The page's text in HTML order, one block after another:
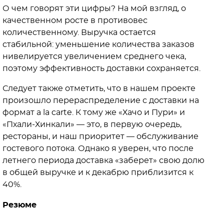
О чем говорят эти цифры? На мой взгляд, о
качественном росте в противовес
количественному. Выручка остается
стабильной: уменьшение количества заказов
нивелируется увеличением среднего чека,
поэтому эффективность доставки сохраняется.
Следует также отметить, что в нашем проекте
произошло перераспределение с доставки на
формат a la carte. К тому же «Хачо и Пури» и
«Пхали-Хинкали» — это, в первую очередь,
рестораны, и наш приоритет — обслуживание
гостевого потока. Однако я уверен, что после
летнего периода доставка «заберет» свою долю
в общей выручке и к декабрю приблизится к
40%.
Резюме